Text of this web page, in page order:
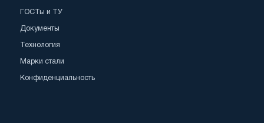
ГОСТы и ТУ
Документы
Технология
Марки стали
Конфиденциальность